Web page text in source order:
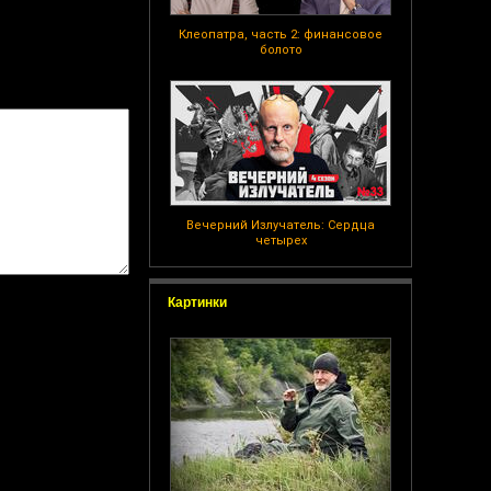
Клеопатра, часть 2: финансовое
болото
Вечерний Излучатель: Сердца
четырех
Картинки